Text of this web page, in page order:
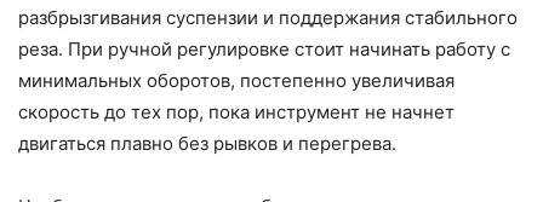
разбрызгивания суспензии и поддержания стабильного
реза. При ручной регулировке стоит начинать работу с
минимальных оборотов, постепенно увеличивая
скорость до тех пор, пока инструмент не начнет
двигаться плавно без рывков и перегрева.